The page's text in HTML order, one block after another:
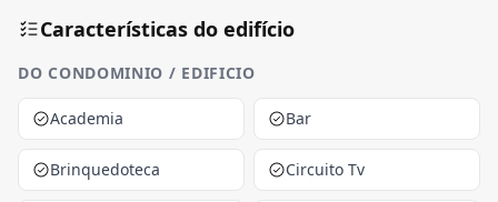
Características do edifício
DO CONDOMINIO / EDIFICIO
Academia Bar
Brinquedoteca Circuito Tv